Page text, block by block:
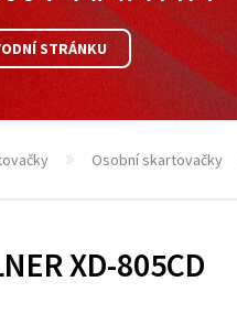
STRÁNKU
Osobní skartovačky
XD-805CD